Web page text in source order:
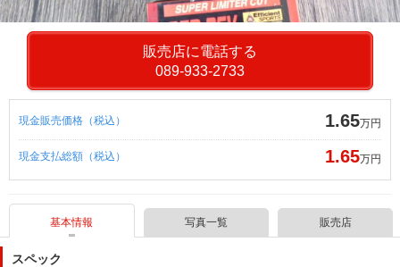
販売店に電話する
089-933-2733
現金販売価格（税込） 1.65万円
現金支払総額（税込） 1.65万円
基本情報 写真一覧 販売店
スペック